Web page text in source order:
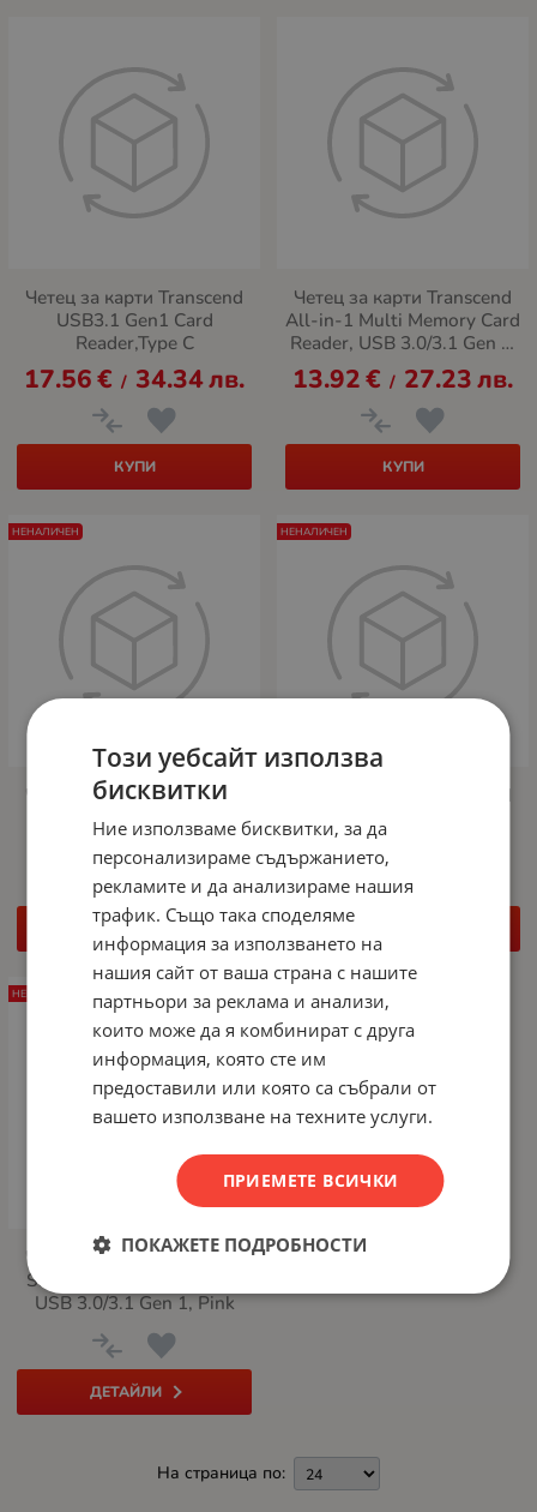
Четец за карти Transcend
USB3.1 Gen1 Card
Reader,Type C
17.56€ / 34.34лв.
КУПИ
Четец за карти Transcend
All-in-1 Multi Memory Card
Reader, USB 3.0/3.1 Gen 1,
Black
13.92€ / 27.23лв.
КУПИ
Четец за карти Transcend
CFexpress Type-B-Card
Reader, USB 3.2 Gen 2x2,
Type C
ДЕТАЙЛИ
НЕНАЛИЧЕН
Четец за карти Transcend
3.0/3.1 Gen 1
НЕНАЛИЧЕН
Четец за карти Transcend
SD/microSD Card Reader,
USB 3.0/3.1 Gen 1, Pink
ДЕТАЙЛИ
НЕНАЛИЧЕН
На страница по:
Този уебсайт използва
бисквитки
Ние използваме бисквитки, за да
персонализираме съдържанието,
рекламите и да анализираме нашия
трафик. Също така споделяме
информация за използването на
нашия сайт от ваша страна с нашите
партньори за реклама и анализи,
които може да я комбинират с друга
информация, която сте им
предоставили или която са събрали от
вашето използване на техните услуги.
ПРИЕМЕТЕ ВСИЧКИ
ПОКАЖЕТЕ ПОДРОБНОСТИ